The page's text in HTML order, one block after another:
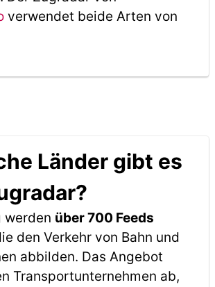
verwendet beide Arten von
Länder gibt es
werden über 700 Feeds
den Verkehr von Bahn und
abbilden. Das Angebot
Transportunternehmen ab,